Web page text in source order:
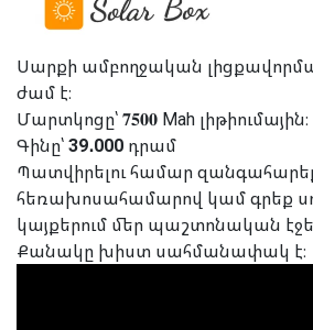
Սարքի ամբողջական
ժամ է։
Մարտկոցը՝ 𝟕𝟓𝟎𝟎 Mah լիթիումային։
Գինը՝39․000 դրամ
Պատվիրելու համար
հեռախոսահամարով կամ գրեք
կայքերում մեր պաշտոնական
Քանակը խիստ սահմանափակ է։